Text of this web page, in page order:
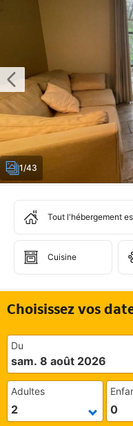
1/43
Tout l'hébergement
Cuisine
Choisissez vos
Du
sam. 8 août 2026
Adultes